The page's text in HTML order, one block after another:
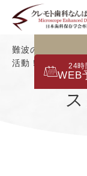
難波の歯医者「ク
活動！
WEB
24時